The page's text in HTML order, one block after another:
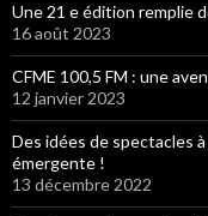
Une 21 e édition remplie
16 août 2023
CFME 100,5 FM : une
12 janvier 2023
Des idées de spectacles
émergente !
13 décembre 2022